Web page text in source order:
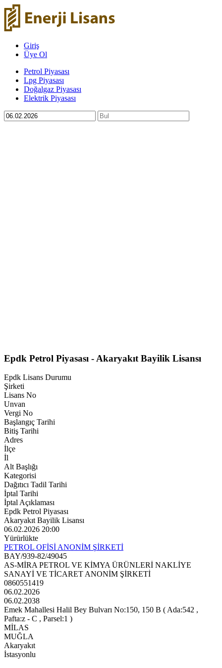
Giriş
Üye Ol
Petrol Piyasası
Lpg Piyasası
Doğalgaz Piyasası
Elektrik Piyasası
Epdk Petrol Piyasası - Akaryakıt Bayilik Lisansı
Epdk Lisans Durumu
Şirketi
Lisans No
Unvan
Vergi No
Başlangıç Tarihi
Bitiş Tarihi
Adres
İlçe
İl
Alt Başlığı
Kategorisi
Dağıtıcı Tadil Tarihi
İptal Tarihi
İptal Açıklaması
Epdk Petrol Piyasası
Akaryakıt Bayilik Lisansı
06.02.2026 20:00
Yürürlükte
PETROL OFİSİ ANONİM ŞİRKETİ
BAY/939-82/49045
AS-MİRA PETROL VE KİMYA ÜRÜNLERİ NAKLİYE
SANAYİ VE TİCARET ANONİM ŞİRKETİ
0860551419
06.02.2026
06.02.2038
Emek Mahallesi Halil Bey Bulvarı No:150, 150 B ( Ada:542 ,
Pafta:z - C , Parsel:1 )
MİLAS
MUĞLA
Akaryakıt
İstasyonlu